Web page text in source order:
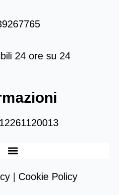
24 ore su 24
| Cookie Policy